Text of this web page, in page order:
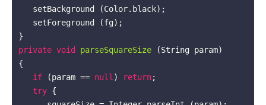
private void parseSquareSize
(String param)
{
if (param == null ) return;
try {